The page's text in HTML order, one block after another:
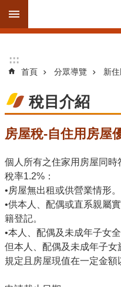
跳到主要內容區塊
階
搜
訊
息
公
告
線
上
服
務
:::
:::
首頁 分眾導覽 新
稅目介紹
房屋稅-自住用房屋
個人所有之住家用房屋同時
稅率1.2%：
•房屋無出租或供營業情形。
•供本人、配偶或直系親屬
籍登記。
•本人、配偶及未成年子女
但本人、配偶及未成年子
規定且房屋現值在一定金額